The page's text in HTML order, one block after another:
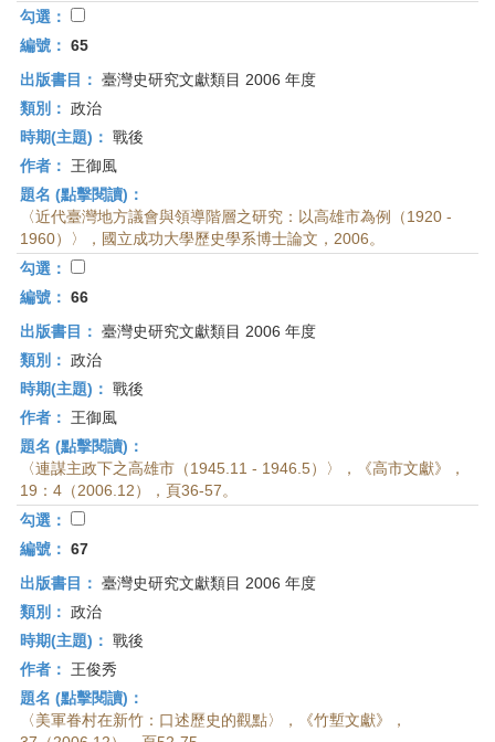
勾選：
編號： 65
出版書目： 臺灣史研究文獻類目 2006 年度
類別： 政治
時期(主題)： 戰後
作者：
王御風
題名 (點擊閱讀)：
〈近代臺灣地方議會與領導階層之研究：以高雄市為例（1920 -
1960）〉，國立成功大學歷史學系博士論文，2006。
勾選：
編號： 66
出版書目： 臺灣史研究文獻類目 2006 年度
類別： 政治
時期(主題)： 戰後
作者：
王御風
題名 (點擊閱讀)：
〈連謀主政下之高雄市（1945.11 - 1946.5）〉，《高市文獻》，
19：4（2006.12），頁36-57。
勾選：
編號： 67
出版書目： 臺灣史研究文獻類目 2006 年度
類別： 政治
時期(主題)： 戰後
作者：
王俊秀
題名 (點擊閱讀)：
〈美軍眷村在新竹：口述歷史的觀點〉，《竹塹文獻》，